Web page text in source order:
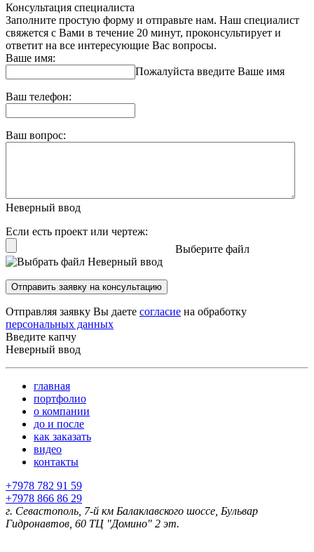
Консультация специалиста
Заполните простую форму и отправьте нам. Наш специалист
свяжется с Вами в течение 20 минут, проконсультирует и
ответит на все интересующие Вас вопросы.
Ваше имя:
Пожалуйста введите Ваше имя
Ваш телефон:
Ваш вопрос:
Неверный ввод
Если есть проект или чертеж:
Выберите файл
Неверный ввод
Отправить заявку на консультацию
Отправляя заявку Вы даете согласие на обработку
персональных данных
Введите капчу
Неверный ввод
главная
портфолио
о компании
до и после
как заказать
видео
контакты
+7978 782 91 59
+7978 866 86 29
г. Севастополь, 7-й км Балаклавского шоссе, Бульвар
Гидронавтов, 60 ТЦ "Домино" 2 эт.